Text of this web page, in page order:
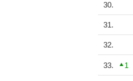
30.
31.
32.
33. 1